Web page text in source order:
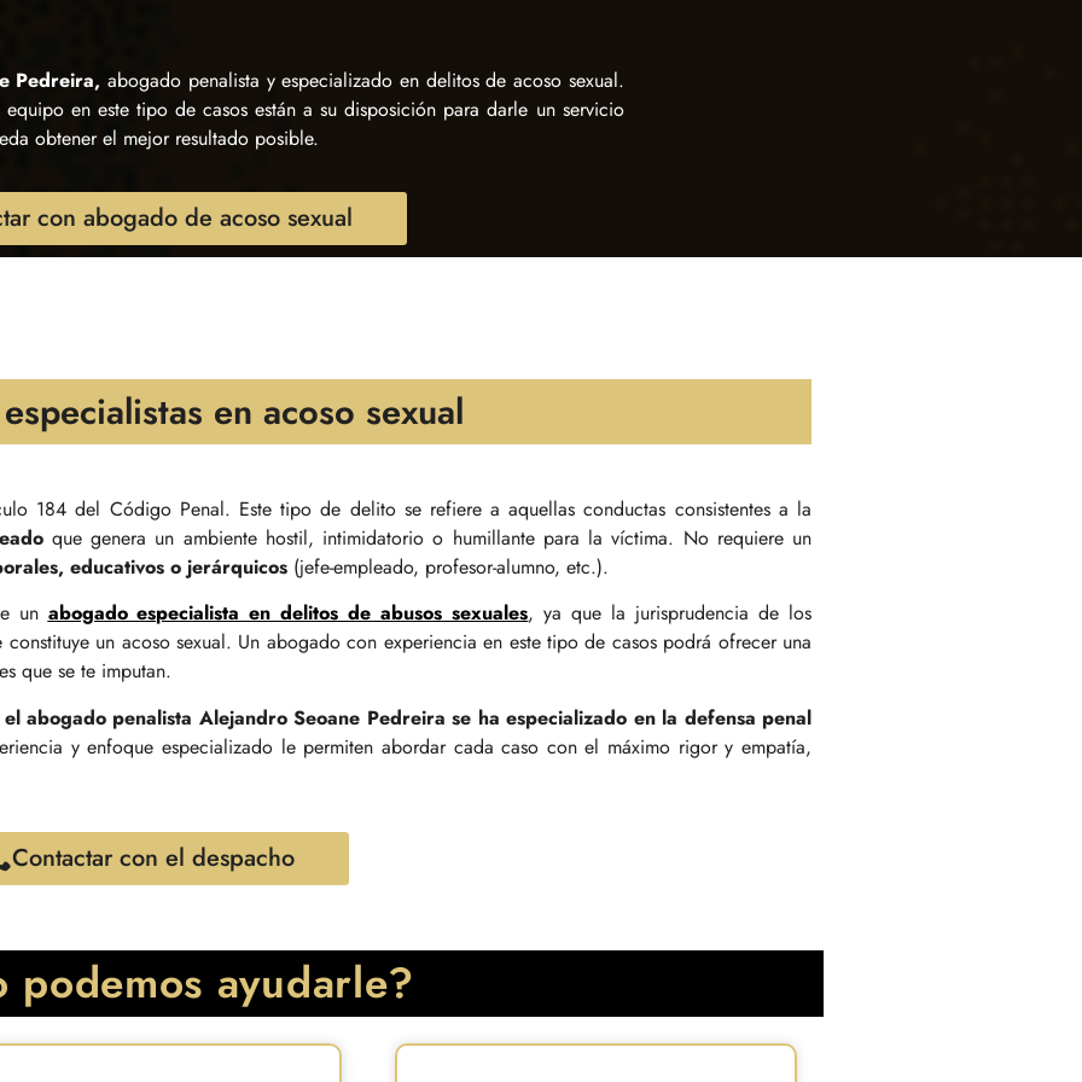
Pedreira, abogado penalista y especializado en delitos de acoso sexual.
en este tipo de casos están a su disposición para darle un servicio
obtener el mejor resultado posible.
con abogado de acoso sexual
en acoso sexual
184 del Código Penal. Este tipo de delito se refiere a aquellas conductas consistentes a la
que genera un ambiente hostil, intimidatorio o humillante para la víctima. No requiere un
educativos o jerárquicos (jefe-empleado, profesor-alumno, etc.).
un abogado especialista en delitos de abusos sexuales, ya que la jurisprudencia de los
un acoso sexual. Un abogado con experiencia en este tipo de casos podrá ofrecer una
que se te imputan.
el abogado penalista Alejandro Seoane Pedreira se ha especializado en la defensa penal
y enfoque especializado le permiten abordar cada caso con el máximo rigor y empatía,
Contactar con el despacho
podemos ayudarle?